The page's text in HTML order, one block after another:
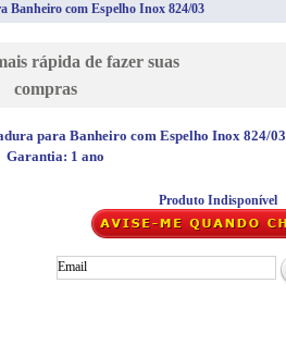
Banheiro com Espelho Inox 824/03
rápida de fazer suas
compras
para Banheiro com Espelho Inox 824/03
Garantia: 1 ano
Produto Indisponível